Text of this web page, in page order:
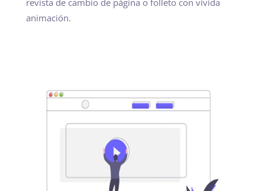
revista de cambio de página o folleto con vívida
animación.